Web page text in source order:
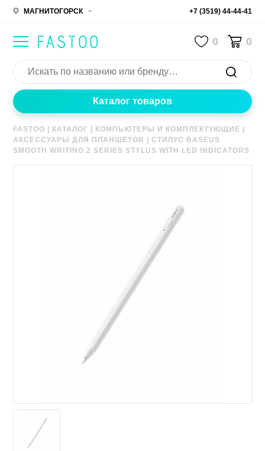
МАГНИТОГОРСК +7 (3519) 44-44-41
0 0
Каталог товаров
FASTOO КАТАЛОГ КОМПЬЮТЕРЫ И КОМПЛЕКТУЮЩИЕ
АКСЕССУАРЫ ДЛЯ ПЛАНШЕТОВ
|СТИЛУС BASEUS
SMOOTH WRITING 2 SERIES STYLUS WITH LED INDICATORS